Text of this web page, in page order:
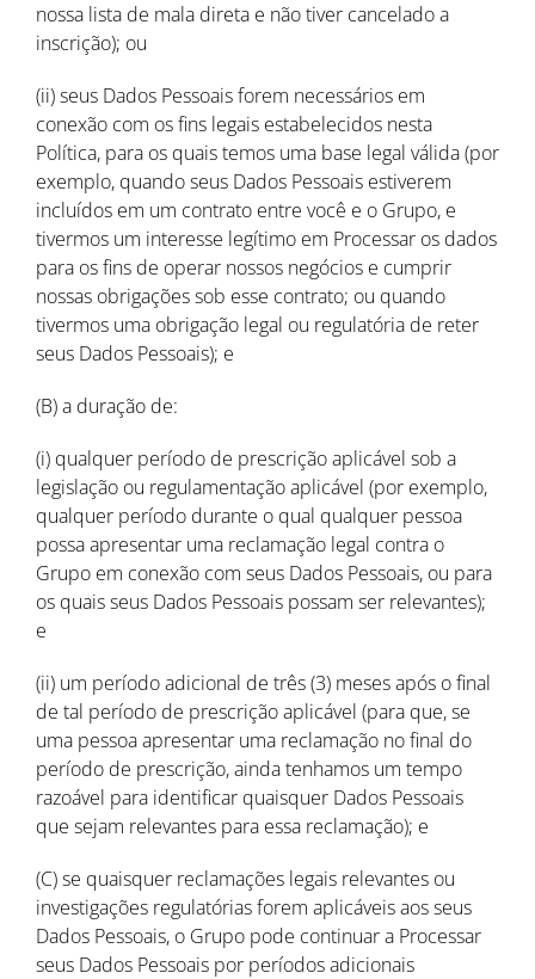
nossa lista de mala direta e não tiver cancelado a
inscrição); ou
(ii) seus Dados Pessoais forem necessários em
conexão com os fins legais estabelecidos nesta
Política, para os quais temos uma base legal válida (por
exemplo, quando seus Dados Pessoais estiverem
incluídos em um contrato entre você e o Grupo, e
tivermos um interesse legítimo em Processar os dados
para os fins de operar nossos negócios e cumprir
nossas obrigações sob esse contrato; ou quando
tivermos uma obrigação legal ou regulatória de reter
seus Dados Pessoais); e
(B) a duração de:
(i) qualquer período de prescrição aplicável sob a
legislação ou regulamentação aplicável (por exemplo,
qualquer período durante o qual qualquer pessoa
possa apresentar uma reclamação legal contra o
Grupo em conexão com seus Dados Pessoais, ou para
os quais seus Dados Pessoais possam ser relevantes);
e
(ii) um período adicional de três (3) meses após o final
de tal período de prescrição aplicável (para que, se
uma pessoa apresentar uma reclamação no final do
período de prescrição, ainda tenhamos um tempo
razoável para identificar quaisquer Dados Pessoais
que sejam relevantes para essa reclamação); e
(C) se quaisquer reclamações legais relevantes ou
investigações regulatórias forem aplicáveis aos seus
Dados Pessoais, o Grupo pode continuar a Processar
seus Dados Pessoais por períodos adicionais